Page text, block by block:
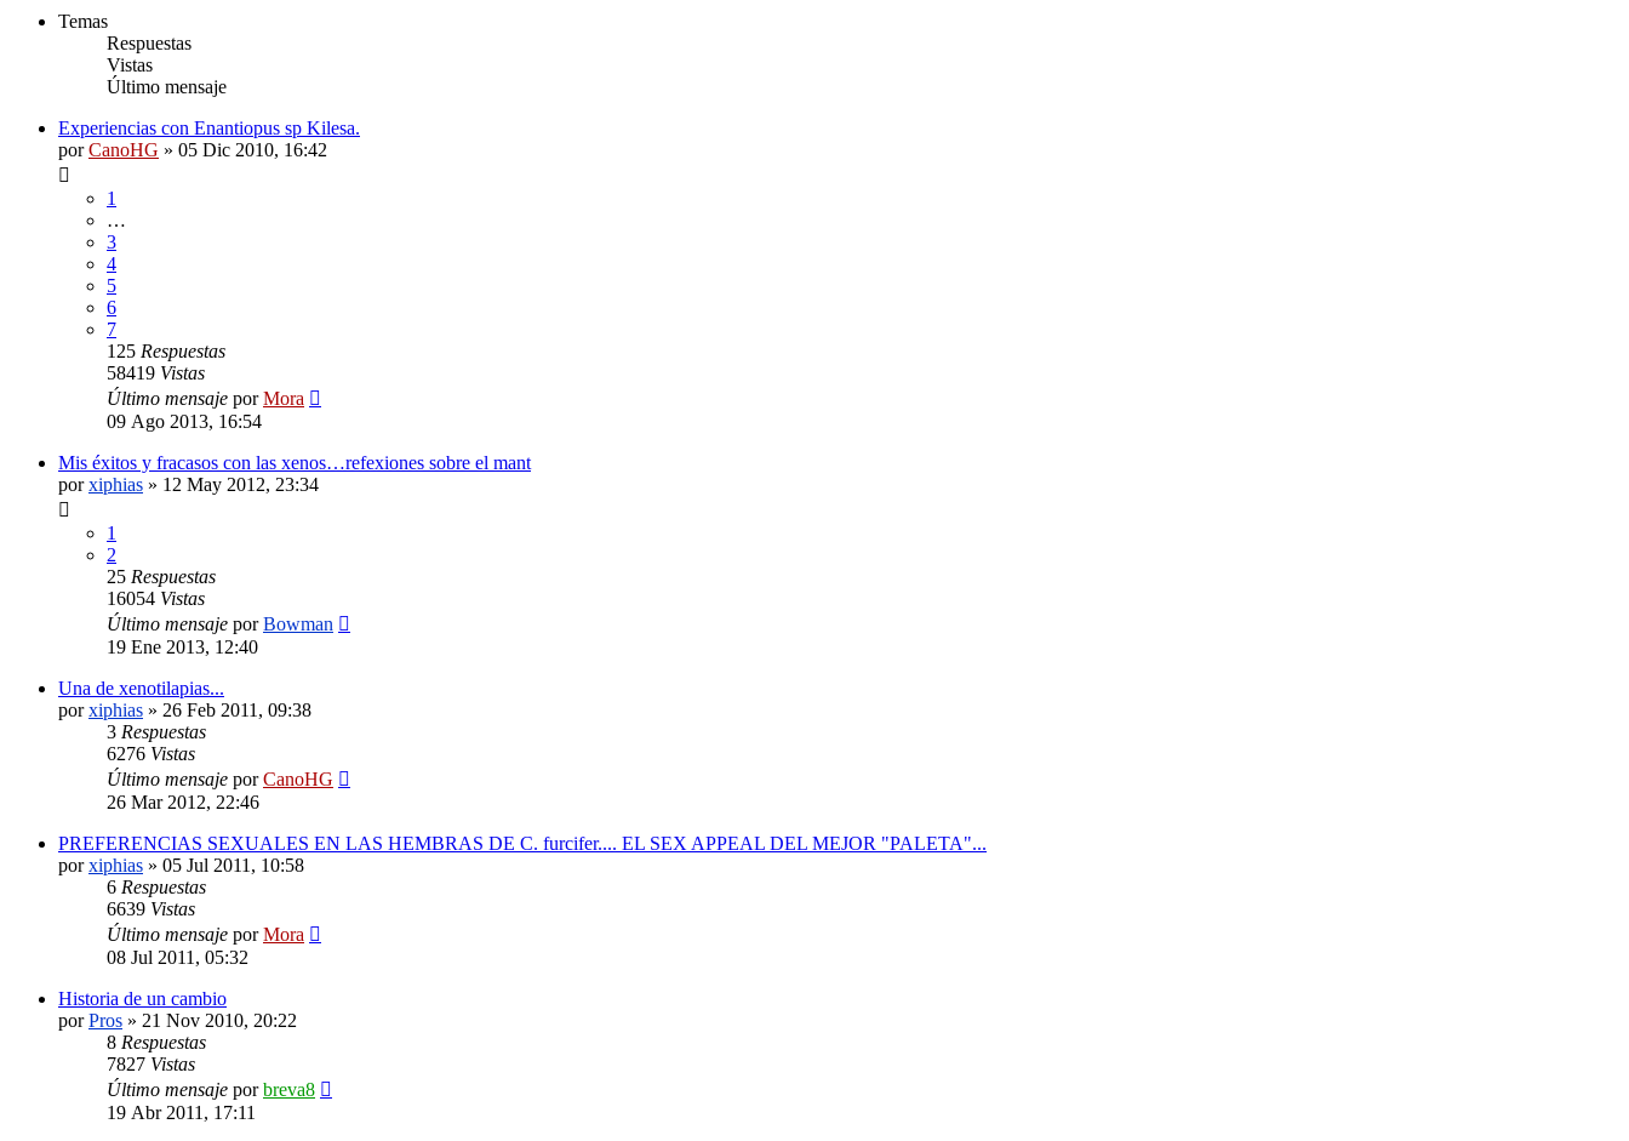
Temas
Respuestas
Vistas
Último mensaje
Experiencias con Enantiopus sp Kilesa.
porCanoHG » 05 Dic 2010, 16:42
1
…
3
4
5
6
7
125 Respuestas
58419 Vistas
Último mensaje porMora
09 Ago 2013, 16:54
Mis éxitos y fracasos con las xenos…refexiones sobre el mant
porxiphias » 12 May 2012, 23:34
1
2
25 Respuestas
16054 Vistas
Último mensaje porBowman
19 Ene 2013, 12:40
Una de xenotilapias...
porxiphias » 26 Feb 2011, 09:38
3 Respuestas
6276 Vistas
Último mensaje porCanoHG
26 Mar 2012, 22:46
PREFERENCIAS SEXUALES EN LAS HEMBRAS DE C. furcifer.... EL SEX APPEAL DEL MEJOR "PALETA"...
porxiphias » 05 Jul 2011, 10:58
6 Respuestas
6639 Vistas
Último mensaje porMora
08 Jul 2011, 05:32
Historia de un cambio
porPros » 21 Nov 2010, 20:22
8 Respuestas
7827 Vistas
Último mensaje porbreva8
19 Abr 2011, 17:11